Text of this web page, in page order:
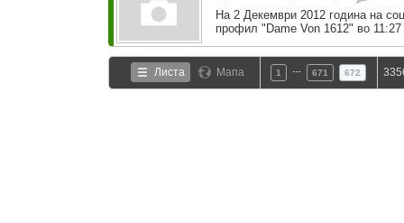
На 2 Декември 2012 година на
профил "Dame Von 1612" во
Листа Мапа 1 671 672